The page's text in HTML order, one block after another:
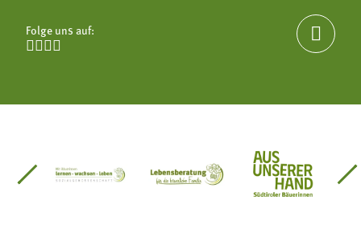
Folge uns auf:


Südtirol
Gärtnervereinigung
Sozialgenossenschaft Mit Bäuerinnen lernen -
Lebensberatung für dieAus unserer